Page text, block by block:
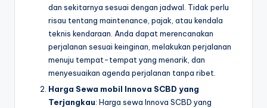
dan sekitarnya sesuai dengan jadwal. Tidak perlu
risau tentang maintenance, pajak, atau kendala
teknis kendaraan. Anda dapat merencanakan
perjalanan sesuai keinginan, melakukan perjalanan
menuju tempat-tempat yang menarik, dan
menyesuaikan agenda perjalanan tanpa ribet.
Harga Sewa mobil Innova SCBD yang
Terjangkau: Harga sewa Innova SCBD yang